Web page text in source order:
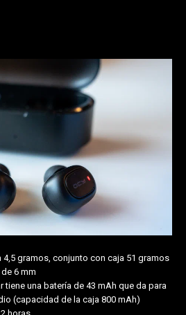
4,5 gramos, conjunto con caja 51 gramos
6 mm
tiene una batería de 43 mAh que da para
(capacidad de la caja 800 mAh)